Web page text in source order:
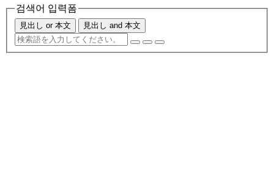
검색어 입력폼
見出し or 本文 見出し and 本文